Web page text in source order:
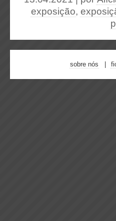
exposição,
sobre nós